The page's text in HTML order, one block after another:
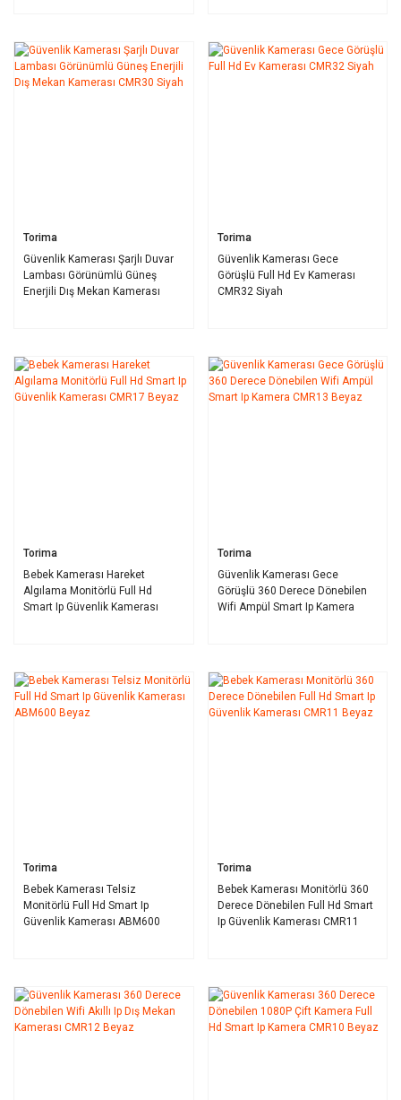
Torima
Güvenlik Kamerası Şarjlı Duvar
Lambası Görünümlü Güneş
Enerjili Dış Mekan Kamerası
Torima
Güvenlik Kamerası Gece
Görüşlü Full Hd Ev Kamerası
CMR32 Siyah
Torima
Bebek Kamerası Hareket
Algılama Monitörlü Full Hd
Smart Ip Güvenlik Kamerası
Torima
Güvenlik Kamerası Gece
Görüşlü 360 Derece Dönebilen
Wifi Ampül Smart Ip Kamera
Torima
Bebek Kamerası Telsiz
Monitörlü Full Hd Smart Ip
Güvenlik Kamerası ABM600
Torima
Bebek Kamerası Monitörlü 360
Derece Dönebilen Full Hd Smart
Ip Güvenlik Kamerası CMR11